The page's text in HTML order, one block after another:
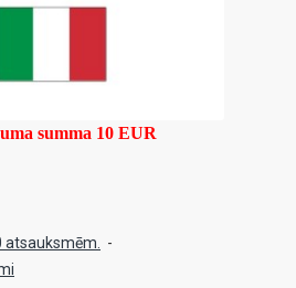
summa 10 EUR
-